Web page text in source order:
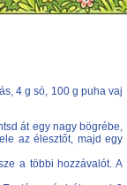
4 g só, 100 g puha vaj
át egy nagy bögrébe,
az élesztőt, majd egy
a többi hozzávalót. A